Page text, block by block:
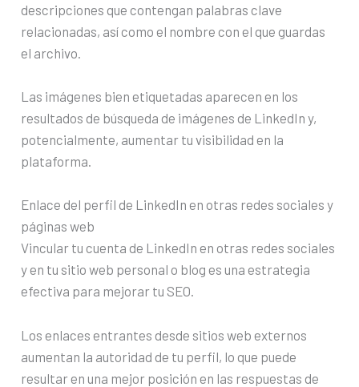
descripciones que contengan palabras clave
relacionadas, así como el nombre con el que guardas
el archivo.
Las imágenes bien etiquetadas aparecen en los
resultados de búsqueda de imágenes de LinkedIn y,
potencialmente, aumentar tu visibilidad en la
plataforma.
Enlace del perfil de LinkedIn en otras redes sociales y
páginas web
Vincular tu cuenta de LinkedIn en otras redes sociales
y en tu sitio web personal o blog es una estrategia
efectiva para mejorar tu SEO.
Los enlaces entrantes desde sitios web externos
aumentan la autoridad de tu perfil, lo que puede
resultar en una mejor posición en las respuestas de